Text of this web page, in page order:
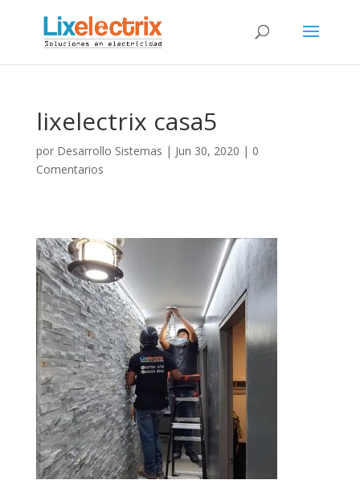
lixelectrix casa5
por Desarrollo Sistemas | Jun 30, 2020 | 0
Comentarios